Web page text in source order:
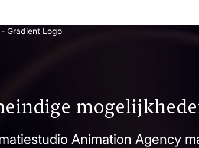
Animation Agency